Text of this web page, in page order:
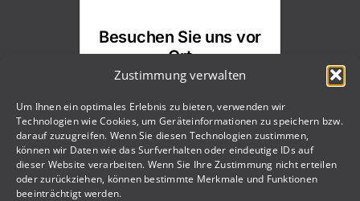
Zustimmung verwalten
Um Ihnen ein optimales Erlebnis zu bieten, verwenden wir
Technologien wie Cookies, um Geräteinformationen zu speichern bzw.
darauf zuzugreifen. Wenn Sie diesen Technologien zustimmen,
können wir Daten wie das Surfverhalten oder eindeutige IDs auf
dieser Website verarbeiten. Wenn Sie Ihre Zustimmung nicht erteilen
oder zurückziehen, können bestimmte Merkmale und Funktionen
beeinträchtigt werden.
Besuchen Sie uns vor
Ort
Erleben Sie unsere
Beschattungslösungen im
Schauraum